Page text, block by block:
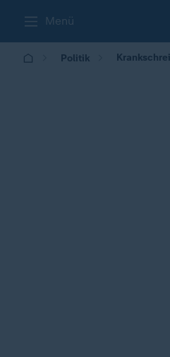
Menü
Politik